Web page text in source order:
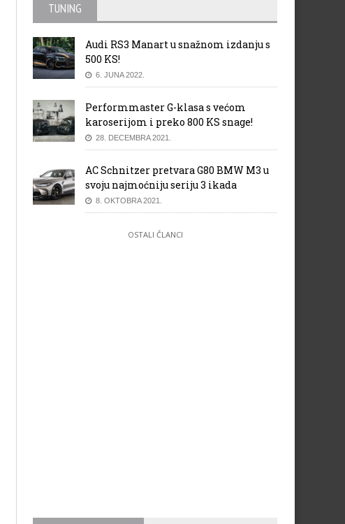
TUNING
Audi RS3 Manart u snažnom izdanju s
500 KS!
6. JUNA 2022.
Performmaster G-klasa s većom
karoserijom i preko 800 KS snage!
28. DECEMBRA 2021.
AC Schnitzer pretvara G80 BMW M3 u
svoju najmoćniju seriju 3 ikada
8. OKTOBRA 2021.
OSTALI ČLANCI